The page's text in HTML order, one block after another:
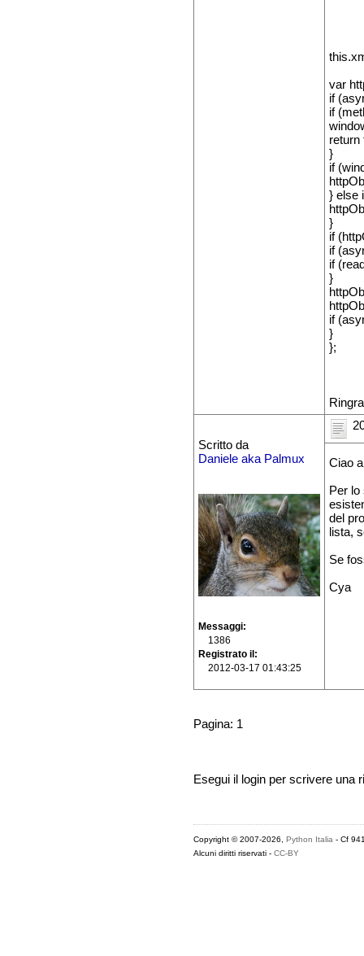
var
if
if
return
}
if
} else
}
if
if
if
}
if
}
};
Scritto da
Daniele aka Palmux
Messaggi
1386
Registrato il
2012-03-17 01:43:25
Ciao
Per
del
lista,
Se
Cya
Pagina: 1
Esegui il login per scrivere una
Copyright © 2007-2026, Python Italia- Cf
Alcuni diritti riservati - CC-BY